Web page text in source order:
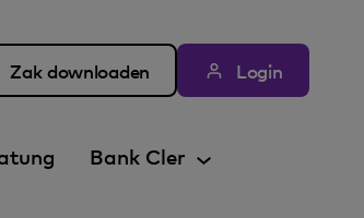
Zak downloaden Login
Bank Cler